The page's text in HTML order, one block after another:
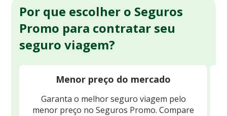
Por que escolher o Seguros
Promo para contratar seu
seguro viagem?
Menor preço do mercado
Garanta o melhor seguro viagem pelo
menor preço no Seguros Promo. Compare